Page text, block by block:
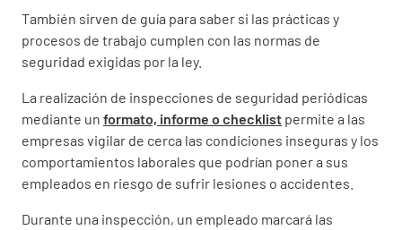
También sirven de guía para saber si las prácticas y
procesos de trabajo cumplen con las normas de
seguridad exigidas por la ley.
La realización de inspecciones de seguridad periódicas
mediante un formato, informe o checklist permite a las
empresas vigilar de cerca las condiciones inseguras y los
comportamientos laborales que podrían poner a sus
empleados en riesgo de sufrir lesiones o accidentes.
Durante una inspección, un empleado marcará las